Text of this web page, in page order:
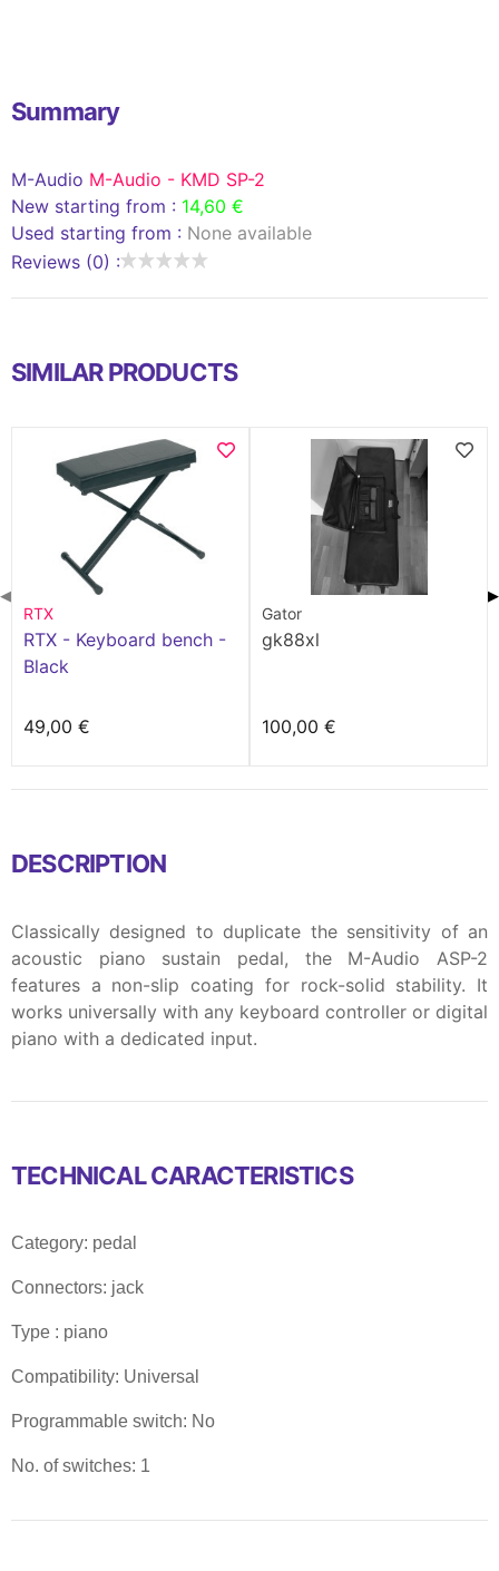
Summary
M-Audio M-Audio - KMD SP-2
New starting from : 14,60 €
Used starting from : None available
Reviews (0) :
SIMILAR PRODUCTS
RTX
RTX - Keyboard bench -
Black
49,00 €
Gator
gk88xl
100,00 €
◀ ▶
DESCRIPTION
Classically designed to duplicate the sensitivity of an
acoustic piano sustain pedal, the M-Audio ASP-2
features a non-slip coating for rock-solid stability. It
works universally with any keyboard controller or digital
piano with a dedicated input.
TECHNICAL CARACTERISTICS
Category: pedal
Connectors: jack
Type : piano
Compatibility: Universal
Programmable switch: No
No. of switches: 1